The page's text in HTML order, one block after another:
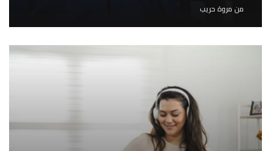
من مروة حريب